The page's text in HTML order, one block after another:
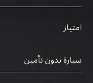
امتياز
سيارة بدون تأمين